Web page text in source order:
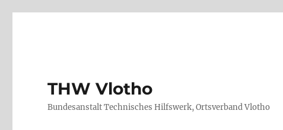
THW Vlotho
Bundesanstalt Technisches Hilfswerk, Ortsverband Vlotho